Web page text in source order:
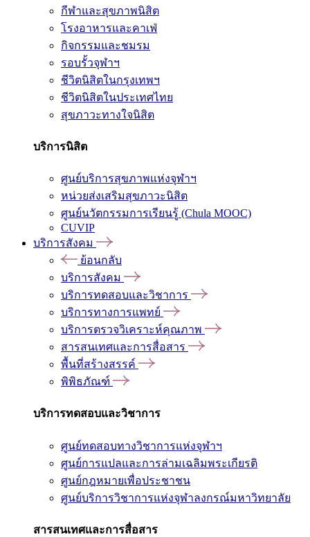
กีฬาและสุขภาพนิสิต
โรงอาหารและคาเฟ่
กิจกรรมและชมรม
รอบรั้วจุฬาฯ
ชีวิตนิสิตในกรุงเทพฯ
ชีวิตนิสิตในประเทศไทย
สุขภาวะทางใจนิสิต
บริการนิสิต
ศูนย์บริการสุขภาพแห่งจุฬาฯ
หน่วยส่งเสริมสุขภาวะนิสิต
ศูนย์นวัตกรรมการเรียนรู้ (Chula MOOC)
CUVIP
บริการสังคม
ย้อนกลับ
บริการสังคม
บริการทดสอบและวิชาการ
บริการทางการแพทย์
บริการตรวจวิเคราะห์คุณภาพ
สารสนเทศและการสื่อสาร
พื้นที่สร้างสรรค์
พิพิธภัณฑ์
บริการทดสอบและวิชาการ
ศูนย์ทดสอบทางวิชาการแห่งจุฬาฯ
ศูนย์การแปลและการล่ามเฉลิมพระเกียรติ
ศูนย์กฎหมายเพื่อประชาชน
ศูนย์บริการวิชาการแห่งจุฬาลงกรณ์มหาวิทยาลัย
สารสนเทศและการสื่อสาร